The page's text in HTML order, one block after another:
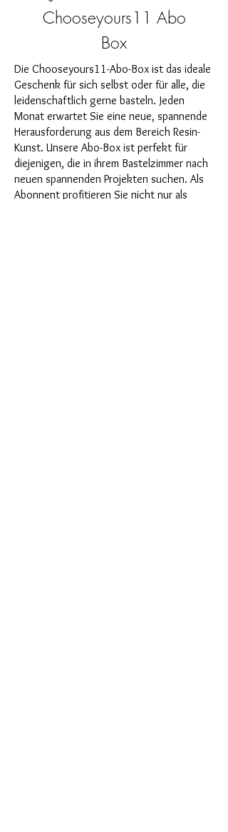
Chooseyours11 Abo
Box
Die Chooseyours11-Abo-Box ist das ideale
Geschenk für sich selbst oder für alle, die
leidenschaftlich gerne basteln. Jeden
Monat erwartet Sie eine neue, spannende
Herausforderung aus dem Bereich Resin-
Kunst. Unsere Abo-Box ist perfekt für
diejenigen, die in ihrem Bastelzimmer nach
neuen spannenden Projekten suchen. Als
Abonnent profitieren Sie nicht nur als